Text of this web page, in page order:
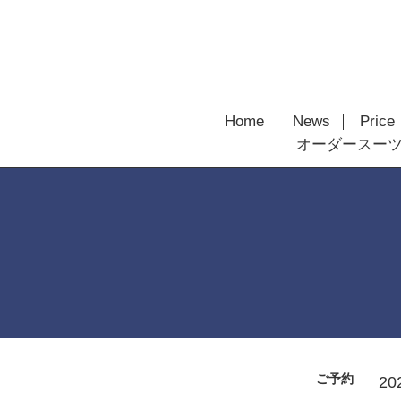
Home News
Price
オーダースー
ご予約